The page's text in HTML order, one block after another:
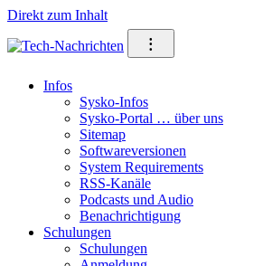
Direkt zum Inhalt
⁝
Infos
Sysko-Infos
Sysko-Portal … über uns
Sitemap
Softwareversionen
System Requirements
RSS-Kanäle
Podcasts und Audio
Benachrichtigung
Schulungen
Schulungen